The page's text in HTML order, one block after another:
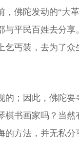
佛陀发动的“
平民百姓去分
丐装，去为了
；因此，佛陀
书画家吗？当
方法，并无私